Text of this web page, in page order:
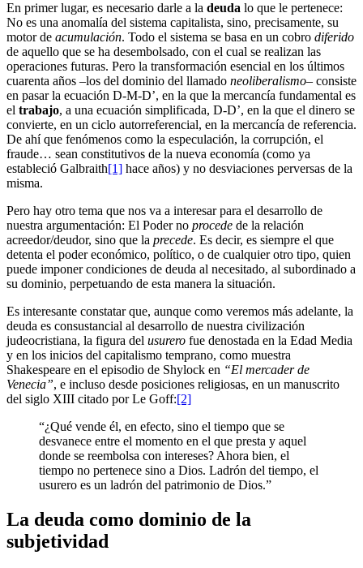
En primer lugar, es necesario darle a la deuda lo que le pertenece:
No es una anomalía del sistema capitalista, sino, precisamente, su
motor de acumulación. Todo el sistema se basa en un cobro diferido
de aquello que se ha desembolsado, con el cual se realizan las
operaciones futuras. Pero la transformación esencial en los últimos
cuarenta años –los del dominio del llamado neoliberalismo– consiste
en pasar la ecuación D-M-D’, en la que la mercancía fundamental es
el trabajo, a una ecuación simplificada, D-D’, en la que el dinero se
convierte, en un ciclo autorreferencial, en la mercancía de referencia.
De ahí que fenómenos como la especulación, la corrupción, el
fraude… sean constitutivos de la nueva economía (como ya
estableció Galbraith[1] hace años) y no desviaciones perversas de la
misma.
Pero hay otro tema que nos va a interesar para el desarrollo de
nuestra argumentación: El Poder no procede de la relación
acreedor/deudor, sino que la precede. Es decir, es siempre el que
detenta el poder económico, político, o de cualquier otro tipo, quien
puede imponer condiciones de deuda al necesitado, al subordinado a
su dominio, perpetuando de esta manera la situación.
Es interesante constatar que, aunque como veremos más adelante, la
deuda es consustancial al desarrollo de nuestra civilización
judeocristiana, la figura del usurero fue denostada en la Edad Media
y en los inicios del capitalismo temprano, como muestra
Shakespeare en el episodio de Shylock en “El mercader de
Venecia”, e incluso desde posiciones religiosas, en un manuscrito
del siglo XIII citado por Le Goff:[2]
“¿Qué vende él, en efecto, sino el tiempo que se
desvanece entre el momento en el que presta y aquel
donde se reembolsa con intereses? Ahora bien, el
tiempo no pertenece sino a Dios. Ladrón del tiempo, el
usurero es un ladrón del patrimonio de Dios.”
La deuda como dominio de la
subjetividad